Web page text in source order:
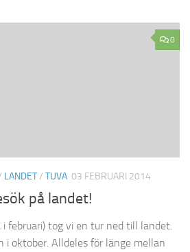
0
LANDET/ TUVA 03 FEBRUARI 2014
på landet!
februari) tog vi en tur ned till landet.
i oktober. Alldeles för länge mellan